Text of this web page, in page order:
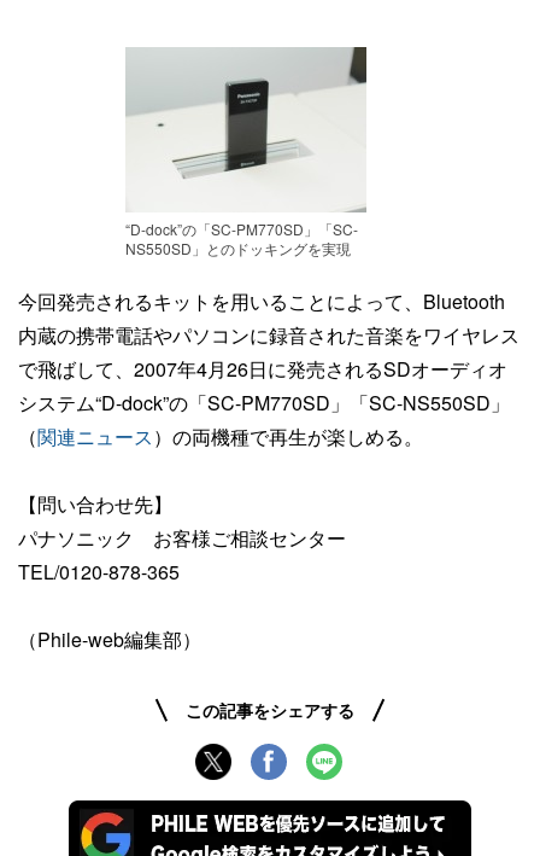
“D-dock”の「SC-PM770SD」「SC-
NS550SD」とのドッキングを実現
今回発売されるキットを用いることによって、Bluetooth
内蔵の携帯電話やパソコンに録音された音楽をワイヤレス
で飛ばして、2007年4月26日に発売されるSDオーディオ
システム“D-dock”の「SC-PM770SD」「SC-NS550SD」
（関連ニュース）の両機種で再生が楽しめる。
【問い合わせ先】
パナソニック お客様ご相談センター
TEL/0120-878-365
（Phile-web編集部）
この記事をシェアする